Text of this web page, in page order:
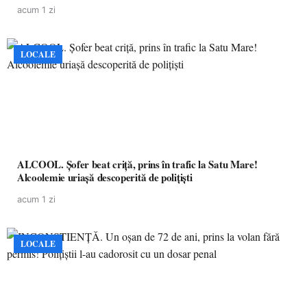
acum 1 zi
LOCALE
ALCOOL. Șofer beat criță, prins în trafic la Satu Mare!
Alcoolemie uriașă descoperită de polițiști
acum 1 zi
LOCALE